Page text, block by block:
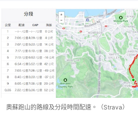
奧蘇跑山的路線及分段時間配速。（Strava）